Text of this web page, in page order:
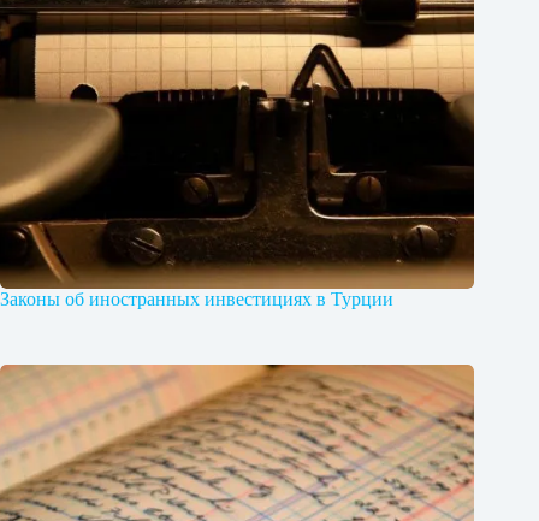
Законы об иностранных инвестициях в Турции